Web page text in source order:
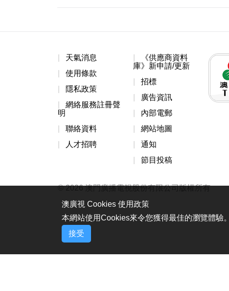
天氣消息
使用條款
隱私政策
網絡服務註冊聲
明
聯絡資料
人才招聘
《供應商資料
庫》新申請/更新
招標
廣告資訊
內部電郵
網站地圖
通知
節目投稿
© 2026 澳門廣播電視股份有限公司版權所有
澳廣視 Cookies 使用政策
本網站使用Cookies來令您獲得最佳的瀏覽體驗
接受